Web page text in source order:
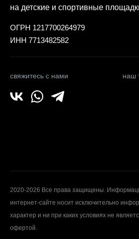
на детские и спортивные
ОГРН 1217700264979
ИНН 7713482582
свяжитесь с нами наш
2020-2026 Все права защищены.
интернет-сайте носит исключительно
характер и ни при каких условиях не
офертой.